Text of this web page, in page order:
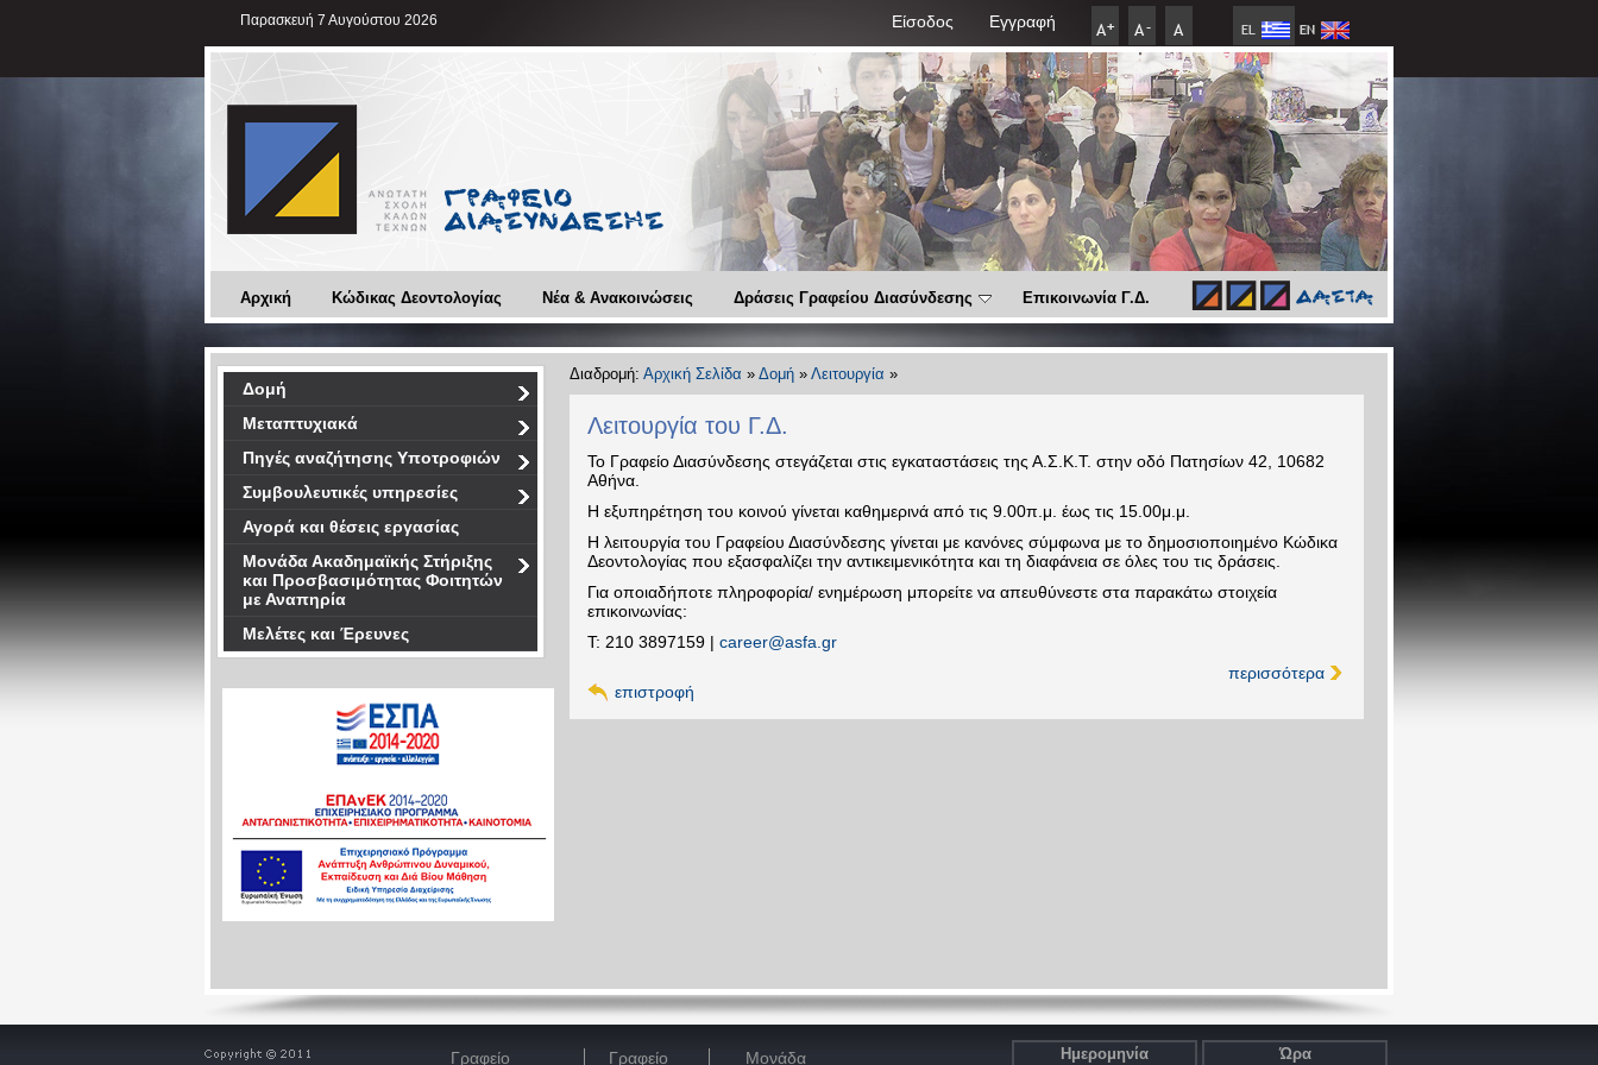
Παρασκευή 7 Αυγούστου 2026 Εγγραφή
Είσοδος
Αρχική Κώδικας Δεοντολογίας Νέα & Ανακοινώσεις Δράσεις Γραφείου Διασύνδεσης Επικοινωνία Γ.Δ.
Δομή
Μεταπτυχιακά
Πηγές αναζήτησης Υποτροφιών
Συμβουλευτικές υπηρεσίες
Αγορά και θέσεις εργασίας
Μονάδα Ακαδημαϊκής Στήριξης
και Προσβασιμότητας Φοιτητών
με Αναπηρία
Μελέτες και Έρευνες
Διαδρομή: Αρχική Σελίδα » Δομή » Λειτουργία »
Λειτουργία του Γ.Δ.
Το Γραφείο Διασύνδεσης στεγάζεται στις εγκαταστάσεις της Α.Σ.Κ.Τ. στην οδό Πατησίων 42, 10682
Αθήνα.
Η εξυπηρέτηση του κοινού γίνεται καθημερινά από τις 9.00π.μ. έως τις 15.00μ.μ.
Η λειτουργία του Γραφείου Διασύνδεσης γίνεται με κανόνες σύμφωνα με το δημοσιοποιημένο Κώδικα
Δεοντολογίας που εξασφαλίζει την αντικειμενικότητα και τη διαφάνεια σε όλες του τις δράσεις.
Για οποιαδήποτε πληροφορία/ ενημέρωση μπορείτε να απευθύνεστε στα παρακάτω στοιχεία
επικοινωνίας:
Τ: 210 3897159 | career@asfa.gr
περισσότερα
επιστροφή
Γραφείο Γραφείο Μονάδα Ημερομηνία Ώρα